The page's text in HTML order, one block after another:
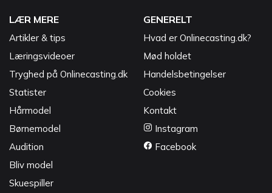
LÆR MERE
Artikler & tips
Læringsvideoer
Tryghed på Onlinecasting.dk
Statister
Hårmodel
Børnemodel
Audition
Bliv model
Skuespiller
GENERELT
Hvad er Onlinecasting.dk?
Mød holdet
Handelsbetingelser
Cookies
Kontakt
Instagram
Facebook